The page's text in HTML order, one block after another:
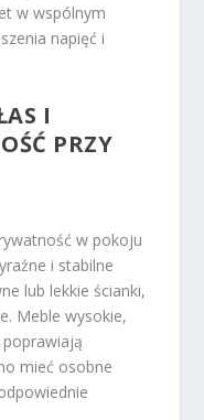
w wspólnym
napięć i
I
PRZY
w pokoju
i stabilne
lub lekkie ścianki,
Meble wysokie,
poprawiają
mieć osobne